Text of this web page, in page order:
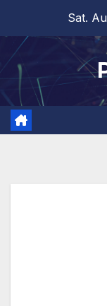
content
Sat.